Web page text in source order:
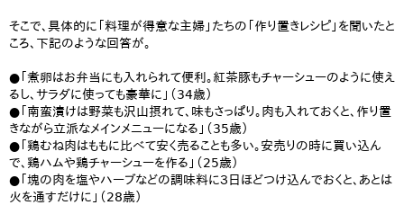
そこで、具体的に「料理が得意な主婦」たちの「作り置きレシピ」を聞いたと
ころ、下記のような回答が。
●「煮卵はお弁当にも入れられて便利。紅茶豚もチャーシューのように使え
るし、サラダに使っても豪華に」（34歳）
●「南蛮漬けは野菜も沢山摂れて、味もさっぱり。肉も入れておくと、作り置
きながら立派なメインメニューになる」（35歳）
●「鶏むね肉はももに比べて安く売ることも多い。安売りの時に買い込ん
で、鶏ハムや鶏チャーシューを作る」（25歳）
●「塊の肉を塩やハーブなどの調味料に３日ほどつけ込んでおくと、あとは
火を通すだけに」（28歳）